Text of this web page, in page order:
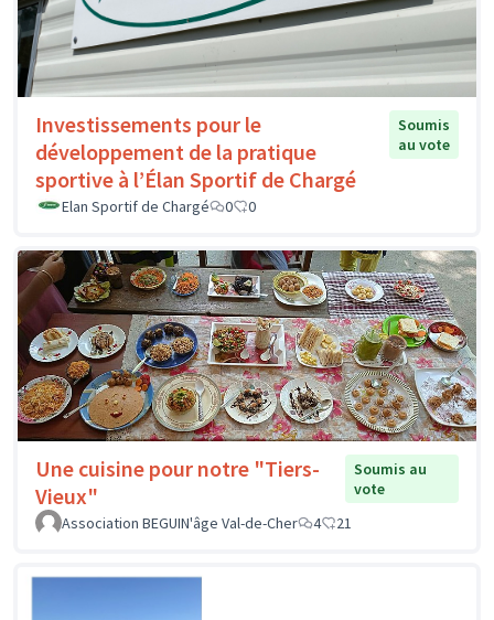
Investissements pour le
développement de la pratique
sportive à l’Élan Sportif de Chargé
Soumis
au vote
Elan Sportif de Chargé 0 0
Une cuisine pour notre "Tiers-
Vieux"
Soumis au
vote
Association BEGUIN'âge Val-de-Cher
4 21